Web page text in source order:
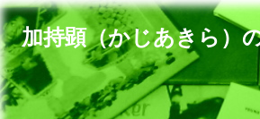
加持顕（かじあきら）